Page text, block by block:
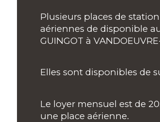
Plusieurs places de
aériennes de disponible
GUINGOT à
Elles sont disponibles de
Le loyer mensuel est de
une place aérienne.